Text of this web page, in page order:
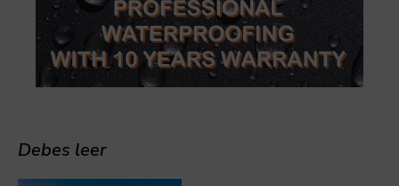
Debes leer